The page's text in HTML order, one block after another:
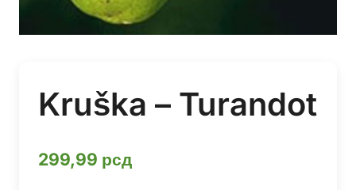
Kruška – Turandot
299,99 рсд